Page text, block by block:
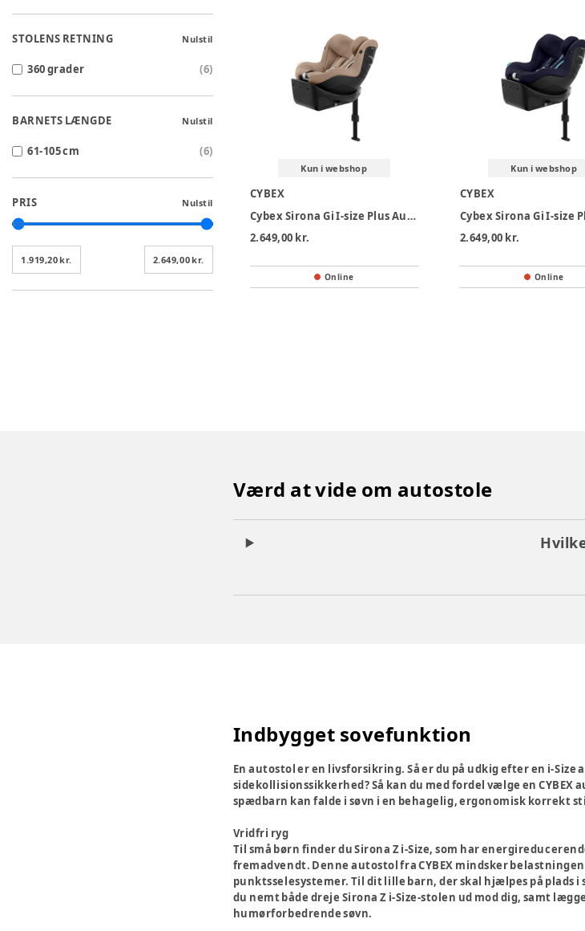
STOLENS RETNING Nulstil
360 grader (6)
BARNETS LÆNGDE Nulstil
61-105 cm (6)
PRIS Nulstil
1.919,20 kr. 2.649,00 kr.
Kun i webshop
CYBEX
Cybex Sirona Gi I-size Plus Autostol- Almond Beige
2.649,00 kr.
Online
Kun i webshop
CYBEX
2.649,00 kr.
Online
Værd at vide om autostole
Indbygget sovefunktion
En autostol er en livsforsikring. Så er du på udkig efter en i-
sidekollisionssikkerhed? Så kan du med fordel vælge en CYBEX
spædbarn kan falde i søvn i en behagelig, ergonomisk korrekt
Vridfri ryg
Til små børn finder du Sirona Z i-Size, som har
fremadvendt. Denne autostol fra CYBEX mindsker
punktsselesystemer. Til dit lille barn, der skal hjælpes på plads
du nemt både dreje Sirona Z i-Size-stolen ud mod dig, samt
humørforbedrende søvn.